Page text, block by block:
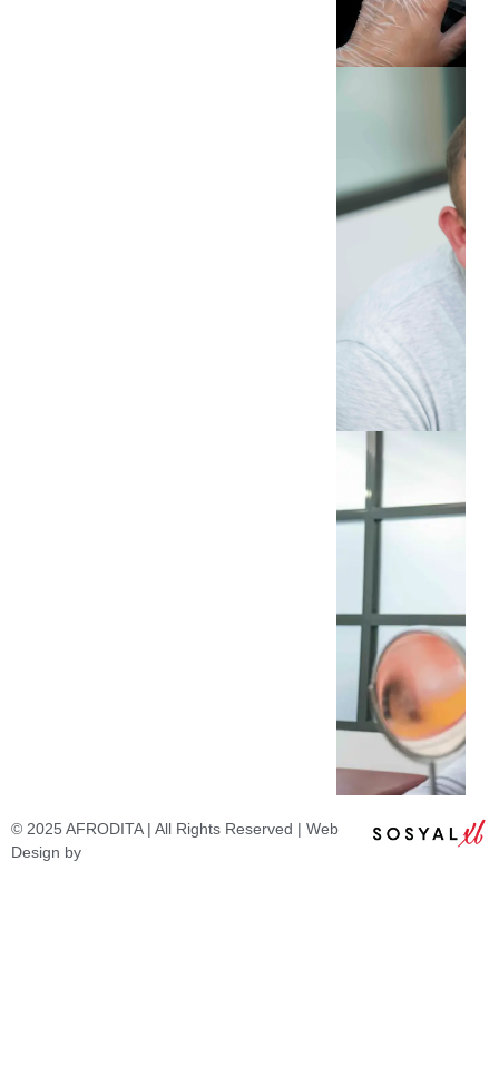
© 2025 AFRODITA | All Rights Reserved | Web
Design by